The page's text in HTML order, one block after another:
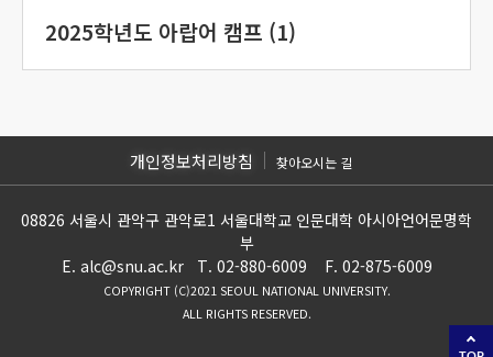
2025학년도 아랍어 캠프 (1)
개인정보처리방침 찾아오시는 길
08826 서울시 관악구 관악로1 서울대학교 인문대학 아시아언어문명학
부
E. alc@snu.ac.kr T. 02-880-6009 F. 02-875-6009
COPYRIGHT (C)2021 SEOUL NATIONAL UNIVERSITY.
ALL RIGHTS RESERVED.